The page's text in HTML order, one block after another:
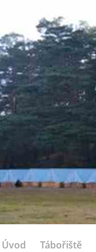
Úvod Tábořiště